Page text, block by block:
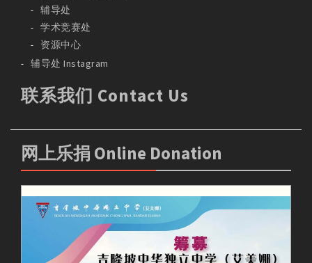
辅导处
学术竞赛处
资源中心
辅导处 Instagram
联系我们 Contact Us
网上乐捐 Online Donation